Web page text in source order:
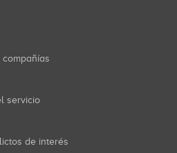
compañías
servicio
de interés